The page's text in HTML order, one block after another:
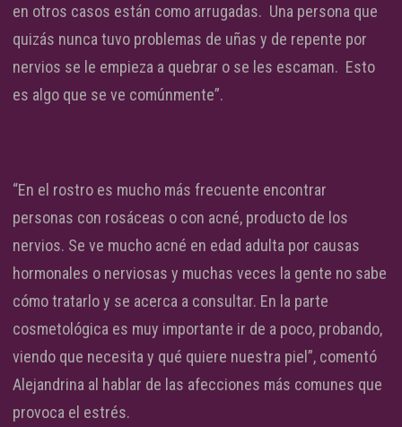
en otros casos están como arrugadas. Una persona que
quizás nunca tuvo problemas de uñas y de repente por
nervios se le empieza a quebrar o se les escaman. Esto
es algo que se ve comúnmente”.
“En el rostro es mucho más frecuente encontrar
personas con rosáceas o con acné, producto de los
nervios. Se ve mucho acné en edad adulta por causas
hormonales o nerviosas y muchas veces la gente no sabe
cómo tratarlo y se acerca a consultar. En la parte
cosmetológica es muy importante ir de a poco, probando,
viendo que necesita y qué quiere nuestra piel”, comentó
Alejandrina al hablar de las afecciones más comunes que
provoca el estrés.